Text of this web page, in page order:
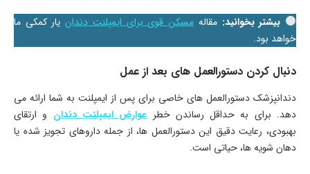
بیشتر بخوانید: مقاله مسکن قوی برای ایمپلنت دندانیار کمکی ما
خواهد بود.
دنبال کردن دستورالعمل های بعد از عمل
دندانپزشک دستورالعمل های خاصی برای پس از ایمپلنت به شما ارائه می
دهد. برای به حداقل رساندن خطرعوارض ایمپلنت دندان و ارتقای
بهبودی، رعایت دقیق این دستورالعمل ها، از جمله داروهای تجویز شده یا
دهان شویه ها، حیاتی است.